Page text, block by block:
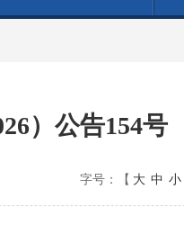
）公告154号
字号：【 大 中 小